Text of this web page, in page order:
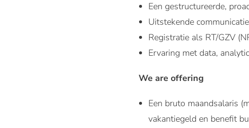
Een gestructureerde,
Uitstekende
Registratie als RT/GZV
Ervaring met data,
We are offering
Een bruto maandsalaris
vakantiegeld en benefit